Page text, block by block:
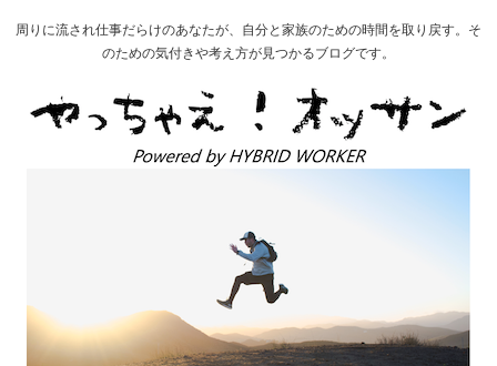
周りに流され仕事だらけのあなたが、自分と家族のための時間を取り戻す。そ
のための気付きや考え方が見つかるブログです。